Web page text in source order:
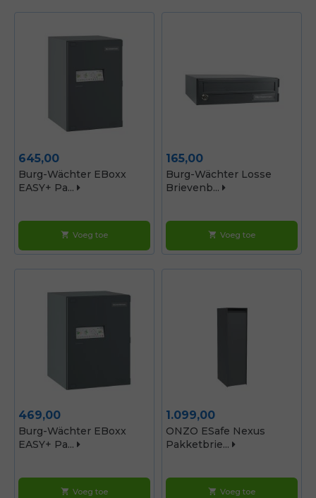
Prijs
645,00
Burg-Wächter EBoxx
EASY+ Pa...
shopping_cart Voeg toe
Prijs
165,00
Burg-Wächter Losse
Brievenb...
shopping_cart Voeg toe
Prijs
469,00
Burg-Wächter EBoxx
EASY+ Pa...
shopping_cart Voeg toe
Prijs
1.099,00
ONZO ESafe Nexus
Pakketbrie...
shopping_cart Voeg toe